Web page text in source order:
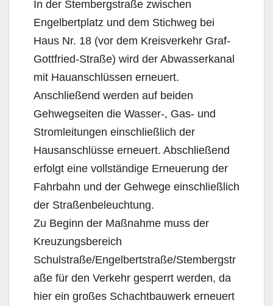
In der Stembergstraße zwischen
Engelbertplatz und dem Stichweg bei
Haus Nr. 18 (vor dem Kreisverkehr Graf-
Gottfried-Straße) wird der Abwasserkanal
mit Hauanschlüssen erneuert.
Anschließend werden auf beiden
Gehwegseiten die Wasser-, Gas- und
Stromleitungen einschließlich der
Hausanschlüsse erneuert. Abschließend
erfolgt eine vollständige Erneuerung der
Fahrbahn und der Gehwege einschließlich
der Straßenbeleuchtung.
Zu Beginn der Maßnahme muss der
Kreuzungsbereich
Schulstraße/Engelbertstraße/Stembergstr
aße für den Verkehr gesperrt werden, da
hier ein großes Schachtbauwerk erneuert